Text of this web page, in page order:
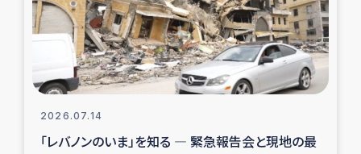
2026.07.14
「レバノンのいま」を知る ― 緊急報告会と現地の最